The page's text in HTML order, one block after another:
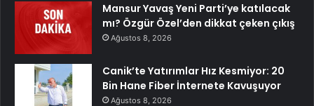
Mansur Yavaş Yeni Parti’ye katılacak
mı? Özgür Özel’den dikkat çeken çıkış
Ağustos 8, 2026
Canik’te Yatırımlar Hız Kesmiyor: 20
Bin Hane Fiber İnternete Kavuşuyor
Ağustos 8, 2026